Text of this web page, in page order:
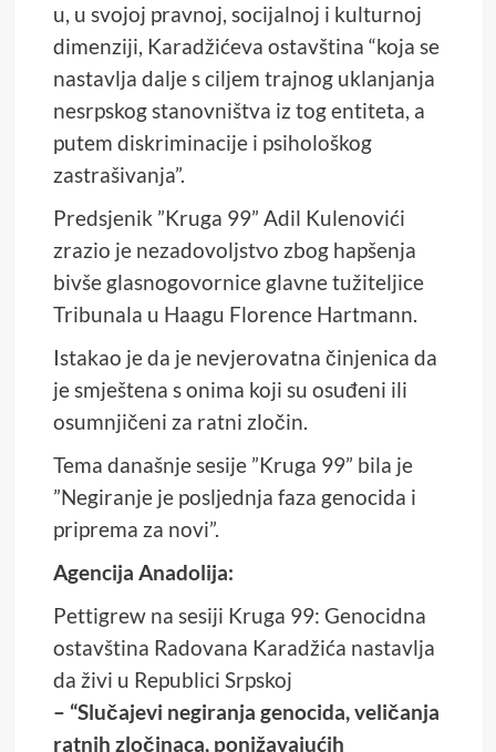
u, u svojoj pravnoj, socijalnoj i kulturnoj
dimenziji, Karadžićeva ostavština “koja se
nastavlja dalje s ciljem trajnog uklanjanja
nesrpskog stanovništva iz tog entiteta, a
putem diskriminacije i psihološkog
zastrašivanja”.
Predsjenik ”Kruga 99” Adil Kulenovići
zrazio je nezadovoljstvo zbog hapšenja
bivše glasnogovornice glavne tužiteljice
Tribunala u Haagu Florence Hartmann.
Istakao je da je nevjerovatna činjenica da
je smještena s onima koji su osuđeni ili
osumnjičeni za ratni zločin.
Tema današnje sesije ”Kruga 99” bila je
”Negiranje je posljednja faza genocida i
priprema za novi”.
Agencija Anadolija:
Pettigrew na sesiji Kruga 99: Genocidna
ostavština Radovana Karadžića nastavlja
da živi u Republici Srpskoj
– “Slučajevi negiranja genocida, veličanja
ratnih zločinaca, ponižavajućih